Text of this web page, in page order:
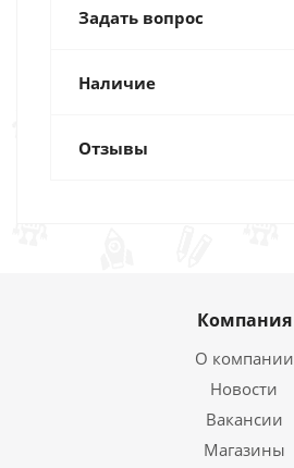
Задать вопрос
Наличие
Отзывы
Компания
О компании
Новости
Вакансии
Магазины